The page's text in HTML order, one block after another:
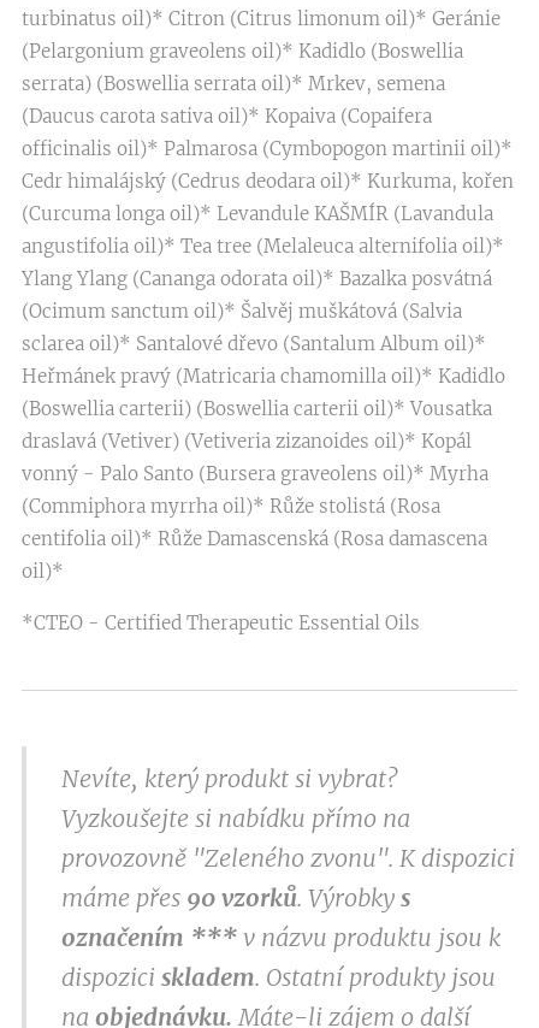
turbinatus oil)* Citron (Citrus limonum oil)* Geránie
(Pelargonium graveolens oil)* Kadidlo (Boswellia
serrata) (Boswellia serrata oil)* Mrkev, semena
(Daucus carota sativa oil)* Kopaiva (Copaifera
officinalis oil)* Palmarosa (Cymbopogon martinii oil)*
Cedr himalájský (Cedrus deodara oil)* Kurkuma, kořen
(Curcuma longa oil)* Levandule KAŠMÍR (Lavandula
angustifolia oil)* Tea tree (Melaleuca alternifolia oil)*
Ylang Ylang (Cananga odorata oil)* Bazalka posvátná
(Ocimum sanctum oil)* Šalvěj muškátová (Salvia
sclarea oil)* Santalové dřevo (Santalum Album oil)*
Heřmánek pravý (Matricaria chamomilla oil)* Kadidlo
(Boswellia carterii) (Boswellia carterii oil)* Vousatka
draslavá (Vetiver) (Vetiveria zizanoides oil)* Kopál
vonný - Palo Santo (Bursera graveolens oil)* Myrha
(Commiphora myrrha oil)* Růže stolistá (Rosa
centifolia oil)* Růže Damascenská (Rosa damascena
oil)*
*CTEO - Certified Therapeutic Essential Oils
Nevíte, který produkt si vybrat?
Vyzkoušejte si nabídku přímo na
provozovně "Zeleného zvonu". K dispozici
máme přes 90 vzorků. Výrobky s
označením *** v názvu produktu jsou k
dispozici skladem. Ostatní produkty jsou
na objednávku. Máte-li zájem o další